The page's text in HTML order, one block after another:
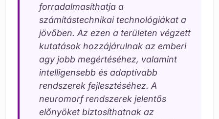
forradalmasíthatja a
számítástechnikai technológiákat a
jövőben. Az ezen a területen végzett
kutatások hozzájárulnak az emberi
agy jobb megértéséhez, valamint
intelligensebb és adaptívabb
rendszerek fejlesztéséhez. A
neuromorf rendszerek jelentős
előnyöket biztosíthatnak az